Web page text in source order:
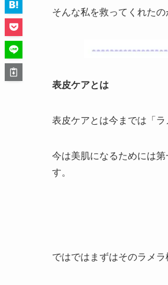
そんな私を救ってくれたの
表皮ケアとは
表皮ケアとは今までは「ラ
今は美肌になるためには
す。
ではではまずはそのラメ